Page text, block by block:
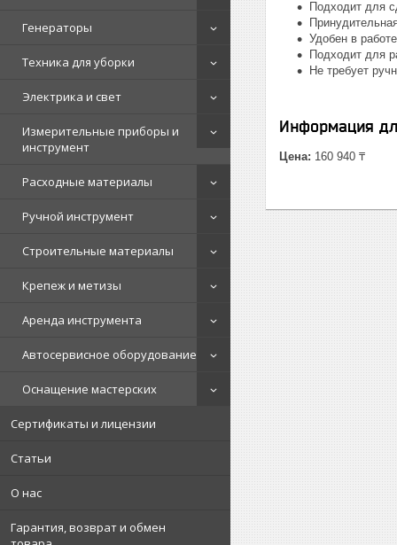
Генераторы
Техника для уборки
Электрика и свет
Измерительные приборы и
инструмент
Расходные материалы
Ручной инструмент
Строительные материалы
Крепеж и метизы
Аренда инструмента
Автосервисное оборудование
Оснащение мастерских
Сертификаты и лицензии
Статьи
О нас
Гарантия, возврат и обмен
Подходит для
Удобен в
Подходит для
Не требует
Информация
Цена: 160 940 ₸